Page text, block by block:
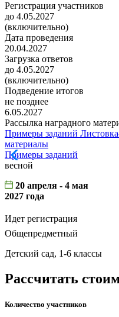
Регистрация участников
до 4.05.2027
(включительно)
Дата проведения
20.04.2027
Загрузка ответов
до 4.05.2027
(включительно)
Подведение итогов
не позднее
6.05.2027
Рассылка наградного
Примеры заданий
материалы
Примеры заданий
весной
20 апреля - 4 мая
2027 года
Идет регистрация
Общепредметный
Детский сад, 1-6 классы
Рассчитать
Количество участников